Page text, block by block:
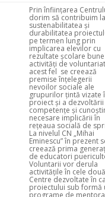
Prin înființarea
dorim să contribuim la
sustenabilitatea și
durabilitatea
pe termen lung prin
implicarea elevilor cu
rezultate școlare
activități de
acest fel se creează
premise înțelegerii
nevoilor sociale ale
grupurilor țintă vizate
proiect și a
competențe și
necesare implicării în
rețeaua socială de
La nivelul CN „Mihai
Eminescu” în prezent
creează prima
de educatori
Voluntarii vor derula
activitățile în cele două
Centre dezvoltate în
proiectului sub formă
programe de